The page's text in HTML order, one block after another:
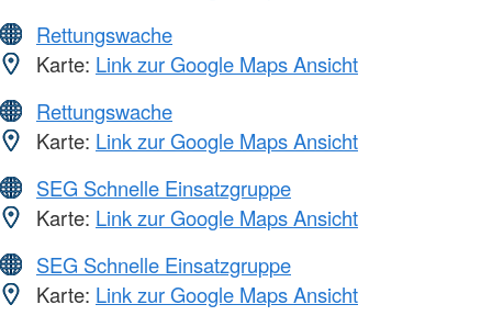
Rettungswache
Karte: Link zur Google Maps Ansicht
Rettungswache
Karte: Link zur Google Maps Ansicht
SEG Schnelle Einsatzgruppe
Karte: Link zur Google Maps Ansicht
SEG Schnelle Einsatzgruppe
Karte: Link zur Google Maps Ansicht